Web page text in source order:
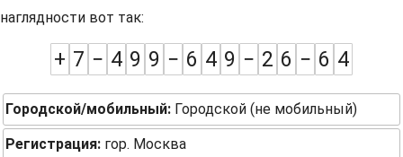
наглядности вот так:
+ 7 − 4 9 9 − 6 4 9 − 2 6 − 6 4
Городской/мобильный: Городской (не мобильный)
Регистрация: гор. Москва